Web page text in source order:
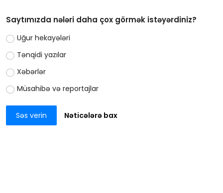
Saytımızda nələri daha çox görmək istəyərdiniz?
Uğur hekayələri
Tənqidi yazılar
Xəbərlər
Müsahibə və reportajlar
Səs verin Nəticələrə bax